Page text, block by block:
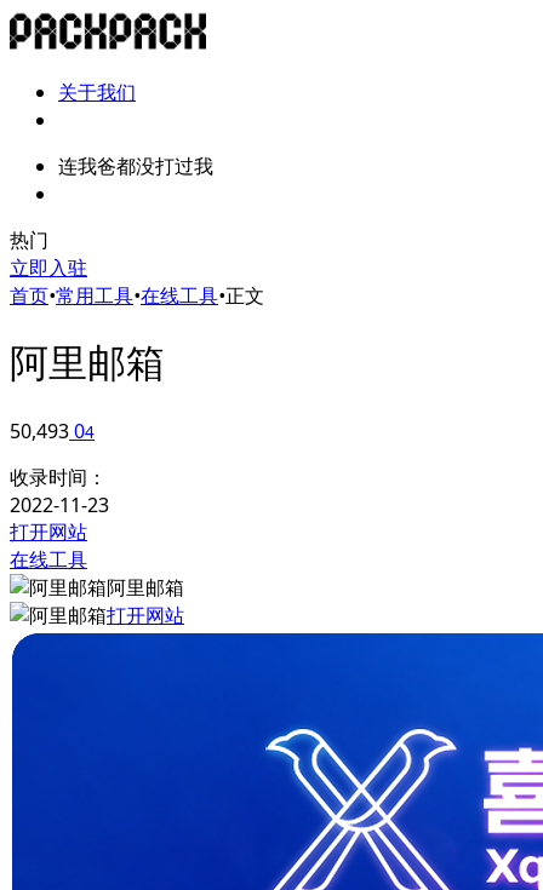
关于我们
连我爸都没打过我
热门
立即入驻
首页•常用工具•在线工具•正文
阿里邮箱
50,49304
收录时间：
2022-11-23
打开网站
在线工具
阿里邮箱
打开网站